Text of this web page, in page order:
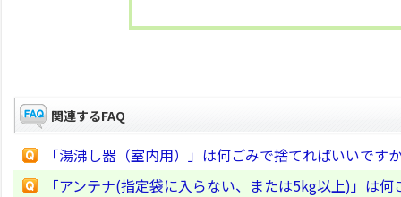
関連するFAQ
「湯沸し器（室内用）」は何ごみで捨てればいいです
「アンテナ(指定袋に入らない、または5kg以上)」は